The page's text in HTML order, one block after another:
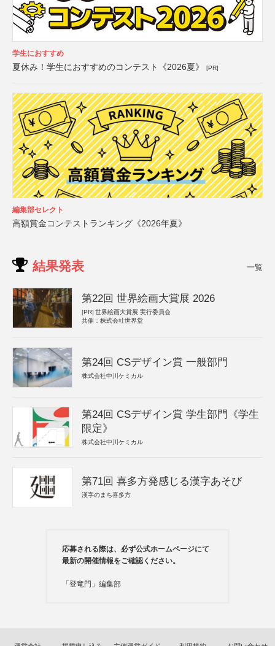
学生におすすめ
夏休み！学生におすすめのコンテスト《2026夏》 [PR]
編集部セレクト
高額賞金コンテストランキング《2026年夏》
結果発表 一覧
第22回 世界絵画大賞展 2026
[PR] 世界絵画大賞展 実行委員会
共催：株式会社世界堂
第24回 CSデザイン賞 一般部門
株式会社中川ケミカル
第24回 CSデザイン賞 学生部門《学生
限定》
株式会社中川ケミカル
第71回 喜多方発感じる漢字あそび
漢字のまち喜多方
応募される際は、必ず公式ホームページにて
最新の開催情報をご確認ください。
「登竜門」編集部